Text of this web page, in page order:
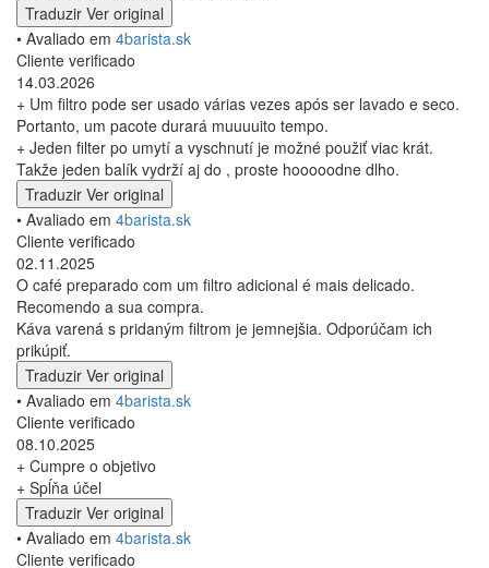
Traduzir Ver original
• Avaliado em 4barista.sk
Cliente verificado
14.03.2026
+ Um filtro pode ser usado várias vezes após ser lavado e seco.
Portanto, um pacote durará muuuuito tempo.
+ Jeden filter po umytí a vyschnutí je možné použiť viac krát.
Takže jeden balík vydrží aj do , proste hooooodne dlho.
Traduzir Ver original
• Avaliado em 4barista.sk
Cliente verificado
02.11.2025
O café preparado com um filtro adicional é mais delicado.
Recomendo a sua compra.
Káva varená s pridaným filtrom je jemnejšia. Odporúčam ich
prikúpiť.
Traduzir Ver original
• Avaliado em 4barista.sk
Cliente verificado
08.10.2025
+ Cumpre o objetivo
+ Spĺňa účel
Traduzir Ver original
• Avaliado em 4barista.sk
Cliente verificado